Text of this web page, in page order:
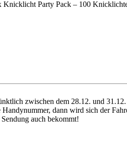
Knicklicht Party Pack – 100
zwischen dem 28.12. und
dann wird sich der
auch bekommt!